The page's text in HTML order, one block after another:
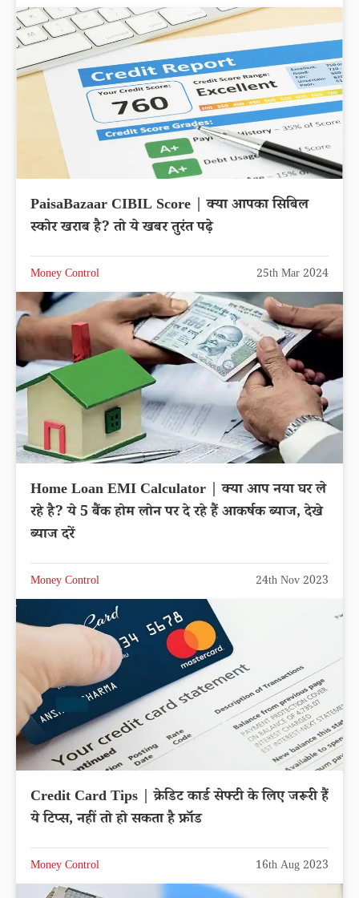
PaisaBazaar CIBIL Score | क्या आपका सिबिल
स्कोर खराब है? तो ये खबर तुरंत पढ़े
Money Control 25th Mar 2024
Home Loan EMI Calculator | क्या आप नया घर ले
रहे है? ये 5 बैंक होम लोन पर दे रहे हैं आकर्षक ब्याज, देखे
ब्याज दरें
Money Control 24th Nov 2023
Credit Card Tips | क्रेडिट कार्ड सेफ्टी के लिए जरूरी हैं
ये टिप्स, नहीं तो हो सकता है फ्रॉड
Money Control 16th Aug 2023